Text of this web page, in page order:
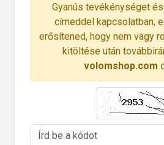
Gyanús tevékénységet
címeddel kapcsolatban,
erősítened, hogy nem vagy
kitöltése után
volomshop.com